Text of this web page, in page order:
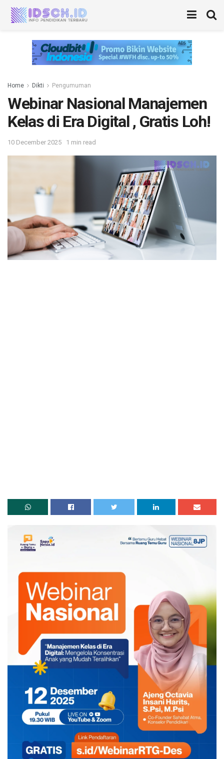
Home Dikti Pengumuman
Webinar Nasional Manajemen
Kelas di Era Digital , Gratis Loh!
10 December 2025 1 min read